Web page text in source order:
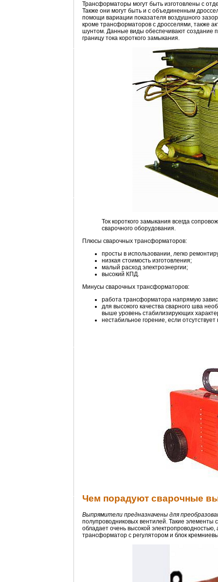
Трансформаторы могут быть изготовлены с
Также они могут быть и с объединенным
помощи вариации показателя воздушного
кроме трансформаторов с дросселями, также
шунтом. Данные виды обеспечивают создание
границу тока короткого замыкания.
Ток короткого замыкания всегда
сварочного оборудования.
Плюсы сварочных трансформаторов:
просты в использовании, легко
низкая стоимость изготовления;
малый расход электроэнергии;
высокий КПД.
Минусы сварочных трансформаторов:
работа трансформатора напрямую
для высокого качества сварного шва
выше уровень стабилизирующих
нестабильное горение, если
Чем порадуют сварочные
Выпрямители предназначены для
полупроводниковых вентилей. Такие элементы
обладает очень высокой
трансформатор с регулятором и блок